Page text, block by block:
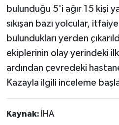
bulunduğu 5'i ağır 15 kişi
sıkışan bazı yolcular,
bulundukları yerden
ekiplerinin olay yerindeki
ardından çevredeki
Kazayla ilgili inceleme
Kaynak: İHA